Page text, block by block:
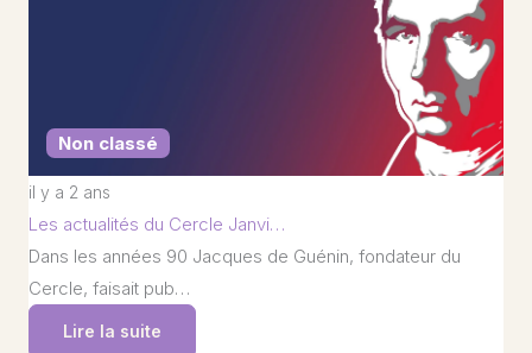
Non classé
il y a 2 ans
Les actualités du Cercle Janvi…
Dans les années 90 Jacques de Guénin, fondateur du
Cercle, faisait pub…
Lire la suite